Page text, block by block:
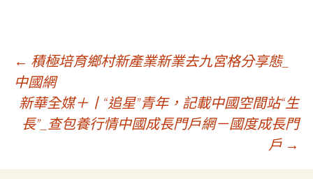
文
章
導
← 積極培育鄉村新產業新業去九宮格分享態_
中國網
新華全媒＋丨“追星”青年，記載中國空間站“生
長”_查包養行情中國成長門戶網－國度成長門
戶 →